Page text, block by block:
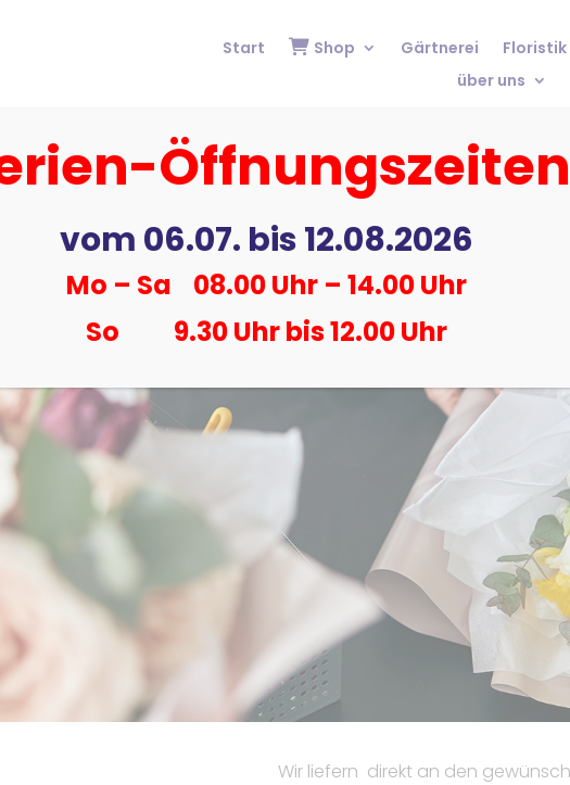
Start Shop Gärtnerei Floristik
über uns
Wir liefern direkt an den
Öffnungszeiten
vom 06.07. bis 12.08.2026
Mo – Sa 08.00 Uhr – 14.00 Uhr
So 9.30 Uhr bis 12.00 Uhr